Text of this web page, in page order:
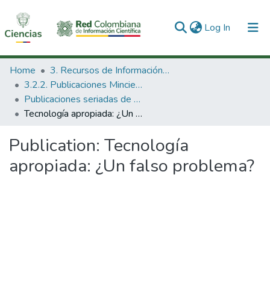
Log In (current)
Communities & Collections
All of DSpace
Statistics
Home
3. Recursos de Información Científica y Tecnológica
3.2.2. Publicaciones Minciencias
Publicaciones seriadas de Minciencias
Tecnología apropiada: ¿Un falso problema?
Publication: Tecnología
apropiada: ¿Un falso problema?